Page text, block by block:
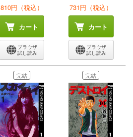
810円（税込）
カート
ブラウザ
試し読み
731円（税込）
カート
ブラウザ
試し読み
完結 完結